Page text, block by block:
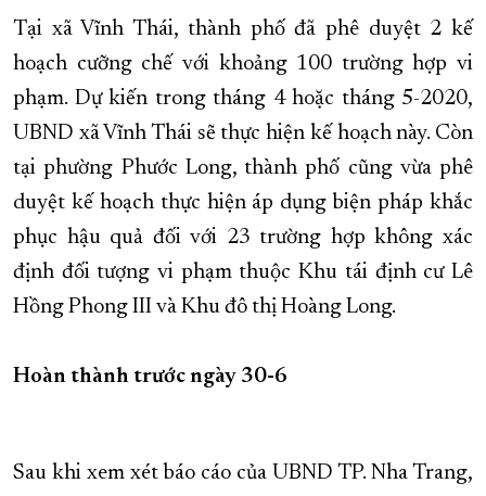
Tại xã Vĩnh Thái, thành phố đã phê duyệt 2 kế
hoạch cưỡng chế với khoảng 100 trường hợp vi
phạm. Dự kiến trong tháng 4 hoặc tháng 5-2020,
UBND xã Vĩnh Thái sẽ thực hiện kế hoạch này. Còn
tại phường Phước Long, thành phố cũng vừa phê
duyệt kế hoạch thực hiện áp dụng biện pháp khắc
phục hậu quả đối với 23 trường hợp không xác
định đối tượng vi phạm thuộc Khu tái định cư Lê
Hồng Phong III và Khu đô thị Hoàng Long.
Hoàn thành trước ngày 30-6
Sau khi xem xét báo cáo của UBND TP. Nha Trang,